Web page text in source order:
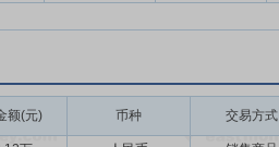
额(元) 币种 交易方式